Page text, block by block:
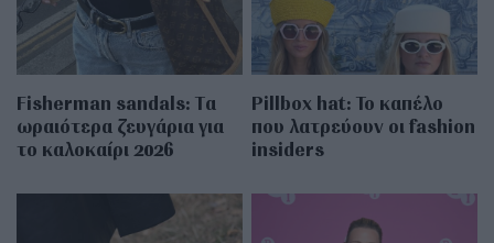
Fisherman sandals: Tα
ωραιότερα ζευγάρια για
το καλοκαίρι 2026
Pillbox hat: Το καπέλο
που λατρεύουν οι fashion
insiders